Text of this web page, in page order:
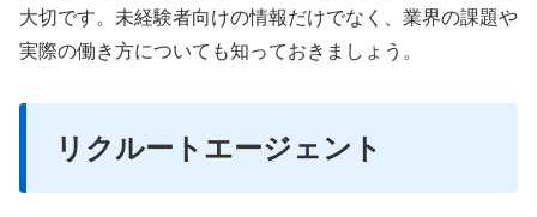
大切です。未経験者向けの情報だけでなく、業界の課題や
実際の働き方についても知っておきましょう。
リクルートエージェント